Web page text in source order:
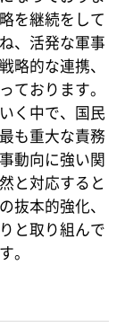
を継続をして
、活発な軍事
略的な連携、
ております。
く中で、国民
も重大な責務
動向に強い関
と対応すると
抜本的強化、
と取り組んで
。